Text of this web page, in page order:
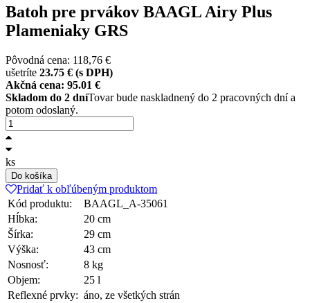
Batoh pre prvákov BAAGL Airy Plus
Plameniaky GRS
Pôvodná cena: 118,76 €
ušetríte 23.75 € (s DPH)
Akčná cena: 95.01 €
Skladom do 2 dníTovar bude naskladnený do 2 pracovných dní a
potom odoslaný.
ks
Do košíka
Pridať k obľúbeným produktom
Kód produktu:
BAAGL_A-35061
Hĺbka:
20 cm
Šírka:
29 cm
Výška:
43 cm
Nosnosť:
8 kg
Objem:
25 l
Reflexné prvky: áno, ze všetkých strán